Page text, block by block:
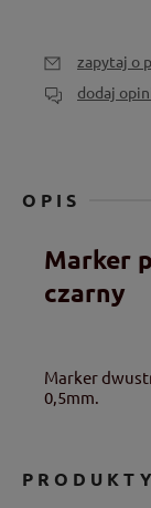
zapytaj o
dodaj
OPIS
Marker
czarny
Marker
0,5mm.